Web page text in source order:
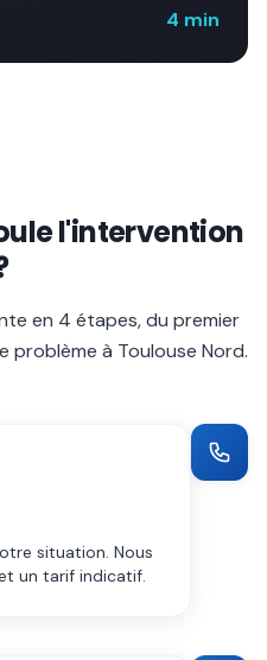
4 min
l'intervention
en 4 étapes, du premier
problème à Toulouse Nord.
situation. Nous
un tarif indicatif.